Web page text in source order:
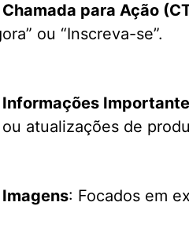
para Ação
ou “Inscreva-se”.
Informações
atualizações de
: Focados em